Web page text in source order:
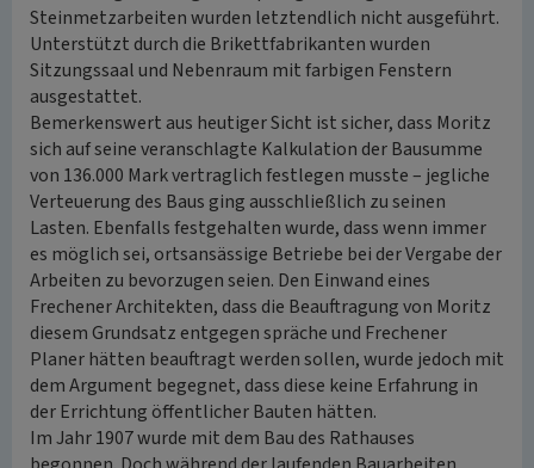
Steinmetzarbeiten wurden letztendlich nicht ausgeführt.
Unterstützt durch die Brikettfabrikanten wurden
Sitzungssaal und Nebenraum mit farbigen Fenstern
ausgestattet.
Bemerkenswert aus heutiger Sicht ist sicher, dass Moritz
sich auf seine veranschlagte Kalkulation der Bausumme
von 136.000 Mark vertraglich festlegen musste – jegliche
Verteuerung des Baus ging ausschließlich zu seinen
Lasten. Ebenfalls festgehalten wurde, dass wenn immer
es möglich sei, ortsansässige Betriebe bei der Vergabe der
Arbeiten zu bevorzugen seien. Den Einwand eines
Frechener Architekten, dass die Beauftragung von Moritz
diesem Grundsatz entgegen spräche und Frechener
Planer hätten beauftragt werden sollen, wurde jedoch mit
dem Argument begegnet, dass diese keine Erfahrung in
der Errichtung öffentlicher Bauten hätten.
Im Jahr 1907 wurde mit dem Bau des Rathauses